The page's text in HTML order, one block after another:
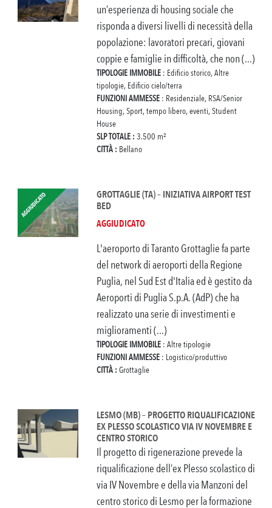
un’esperienza di housing sociale che
risponda a diversi livelli di necessità della
popolazione: lavoratori precari, giovani
coppie e famiglie in difficoltà, che non (...)
TIPOLOGIE IMMOBILE : Edificio storico, Altre
tipologie, Edificio cielo/terra
FUNZIONI AMMESSE : Residenziale, RSA/Senior
Housing, Sport, tempo libero, eventi, Student
House
SLP TOTALE : 3.500 m²
CITTÀ : Bellano
GROTTAGLIE (TA) – INIZIATIVA AIRPORT TEST
BED
AGGIUDICATO
L'aeroporto di Taranto Grottaglie fa parte
del network di aeroporti della Regione
Puglia, nel Sud Est d'Italia ed è gestito da
Aeroporti di Puglia S.p.A. (AdP) che ha
realizzato una serie di investimenti e
miglioramenti (...)
TIPOLOGIE IMMOBILE : Altre tipologie
FUNZIONI AMMESSE : Logistico/produttivo
CITTÀ : Grottaglie
LESMO (MB) – PROGETTO RIQUALIFICAZIONE
EX PLESSO SCOLASTICO VIA IV NOVEMBRE E
CENTRO STORICO
Il progetto di rigenerazione prevede la
riqualificazione dell’ex Plesso scolastico di
via IV Novembre e della via Manzoni del
centro storico di Lesmo per la formazione